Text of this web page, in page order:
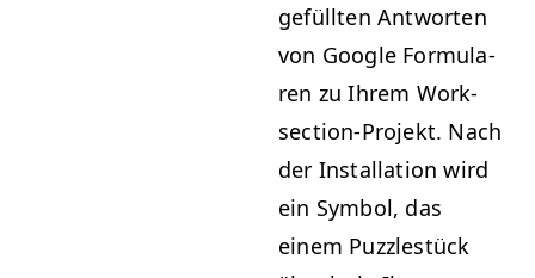
ge­füll­ten Antworten
von Google For­mu­la­
ren zu Ihrem Work­
sec­tion-Pro­jekt. Nach
der Instal­la­tion wird
ein Sym­bol, das
einem Puz­zlestück